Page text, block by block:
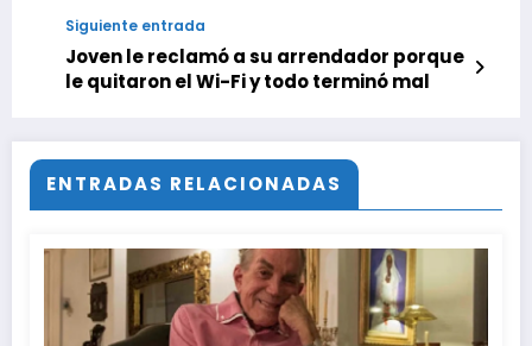
Siguiente entrada
Joven le reclamó a su arrendador porque
le quitaron el Wi-Fi y todo terminó mal
ENTRADAS RELACIONADAS